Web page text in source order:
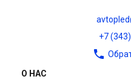
+7
О НАС